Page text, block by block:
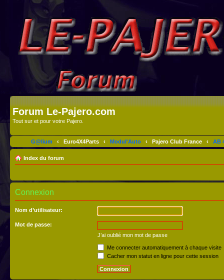
Forum Le-Pajero.com
Tout sur et pour votre Pajero.
G@lium ‹ Euro4X4Parts ‹ Modul'Auto ‹ Pajero Club France ‹ AB
Index du forum
Connexion
Nom d’utilisateur:
Mot de passe:
J’ai oublié mon mot de passe
Me connecter automatiquement à chaque visite
Cacher mon statut en ligne pour cette session